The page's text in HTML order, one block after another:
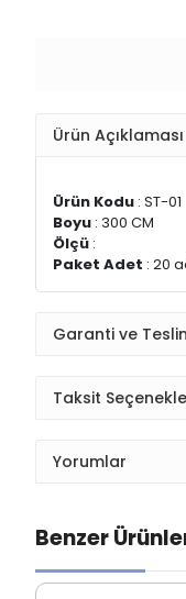
Ürün Açıklaması
Ürün Kodu : ST-01
Boyu : 300 CM
Ölçü :
Paket Adet : 20
Garanti ve
Taksit
Yorumlar
Benzer